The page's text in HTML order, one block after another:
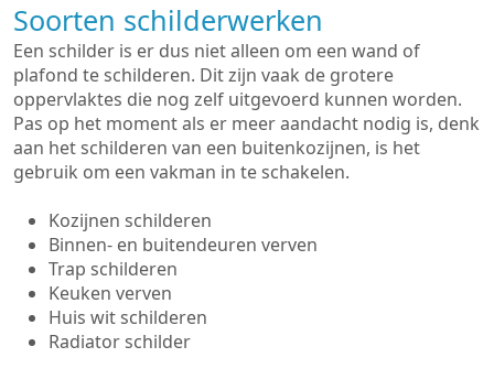
Soorten schilderwerken
Een schilder is er dus niet alleen om een wand of
plafond te schilderen. Dit zijn vaak de grotere
oppervlaktes die nog zelf uitgevoerd kunnen worden.
Pas op het moment als er meer aandacht nodig is, denk
aan het schilderen van een buitenkozijnen, is het
gebruik om een vakman in te schakelen.
Kozijnen schilderen
Binnen- en buitendeuren verven
Trap schilderen
Keuken verven
Huis wit schilderen
Radiator schilder